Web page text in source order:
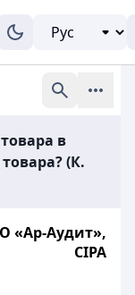
в
(К.
«Ар-Аудит»,
СIPA